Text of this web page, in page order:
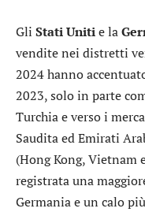
Gli StatiUnitie la
vendite nei distretti
2024 hanno
2023, solo in parte
Turchia e verso i
Saudita ed Emirati
(Hong Kong, Vietnam
registrata una
Germania e un calo